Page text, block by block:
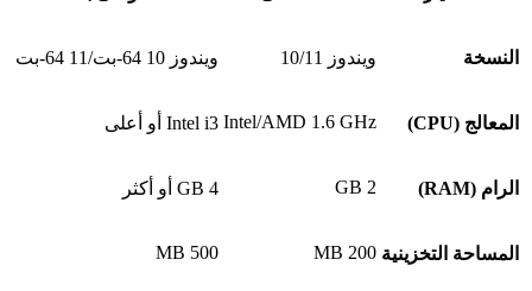
النسخة ويندوز 10/11 ويندوز 10 64-بت/11 64-بت
المعالج (CPU) Intel/AMD 1.6 GHz Intel i3 أو أعلى
الرام (RAM) 2 GB 4 GB أو أكثر
المساحة التخزينية 200 MB
500 MB